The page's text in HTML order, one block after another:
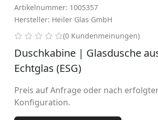
Artikelnummer: 1005357
Hersteller: Heiler Glas GmbH
0 von 5 Sternen
(0 Kundenmeinungen)
Duschkabine | Glasdusche
Echtglas (ESG)
Preis auf Anfrage oder nach
Konfiguration.